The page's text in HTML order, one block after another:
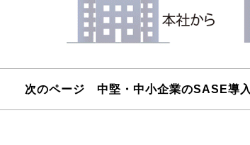
次のページ 中堅・中小企業のSASE導